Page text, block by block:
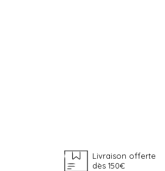
Livraison offerte
dès 150€